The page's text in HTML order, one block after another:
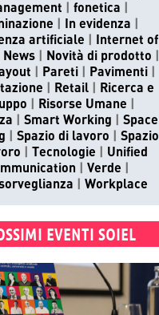
fonetica
In evidenza
artificiale
Internet of
News
Novità di prodotto
Pareti
Pavimenti
Retail
Ricerca e
Risorse Umane
Smart Working
Space
Spazio di lavoro
Spazio
Tecnologie
Unified
Verde
Workplace
EVENTI SOIEL